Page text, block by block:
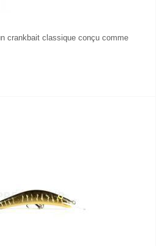
crankbait classique conçu comme